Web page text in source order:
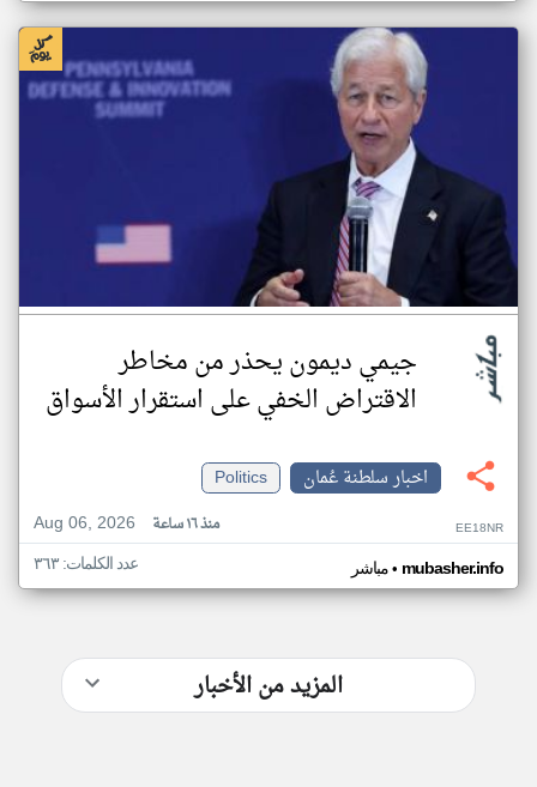
جيمي ديمون يحذر من مخاطر
الاقتراض الخفي على استقرار الأسواق
اخبار سلطنة عُمان
Politics
Aug 06, 2026
منذ ١٦ ساعة EE18NR
مباشر• mubasher.info عدد الكلمات: ٣٦٣
المزيد من الأخبار